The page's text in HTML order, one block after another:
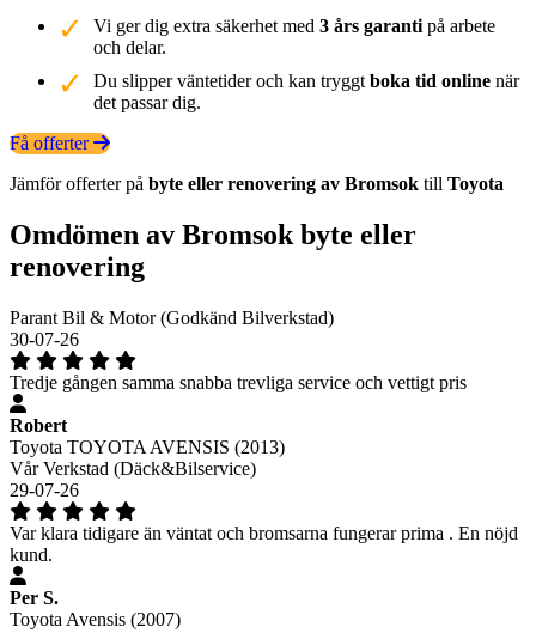
Vi ger dig extra säkerhet med 3 års garanti på arbete
och delar.
Du slipper väntetider och kan tryggt boka tid online när
det passar dig.
Få offerter
Jämför offerter på byte eller renovering av Bromsok till Toyota
Omdömen av Bromsok byte eller
renovering
Parant Bil & Motor (Godkänd Bilverkstad)
30-07-26
Tredje gången samma snabba trevliga service och vettigt pris
Robert
Toyota TOYOTA AVENSIS (2013)
Vår Verkstad (Däck&Bilservice)
29-07-26
Var klara tidigare än väntat och bromsarna fungerar prima . En nöjd
kund.
Per S.
Toyota Avensis (2007)